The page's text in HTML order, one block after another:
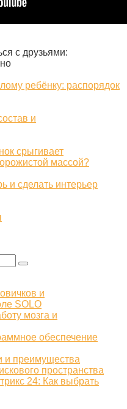
с друзьями:
ребёнку: распорядок
и
срыгивает
массой?
и сделать интерьер
и
SOLO
мозга и
обеспечение
и преимущества
пространства
24: Как выбрать